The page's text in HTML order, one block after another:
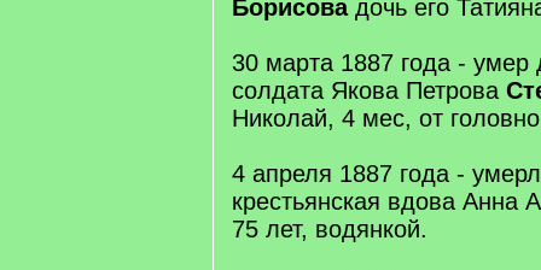
Борисовадочь его
30 марта 1887 года -
солдата Якова Петрова
Николай, 4 мес, от
4 апреля 1887 года -
крестьянская вдова Анна
75 лет, водянкой.